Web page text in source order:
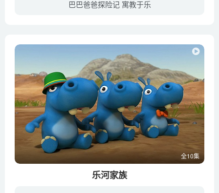
巴巴爸爸探险记 寓教于乐
全10集
乐河家族